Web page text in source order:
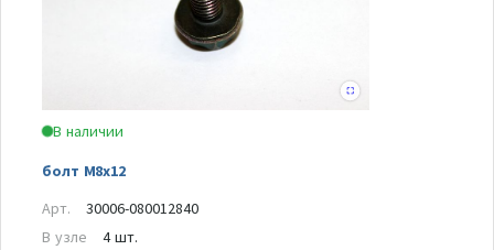
В наличии
болт M8x12
Арт.
30006-080012840
В узле
4 шт.